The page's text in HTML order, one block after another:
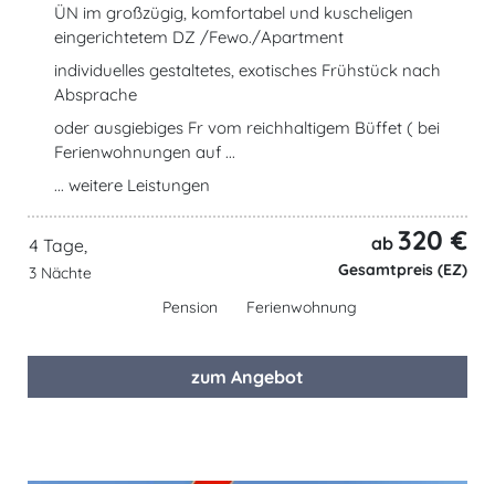
ÜN im großzügig, komfortabel und kuscheligen
eingerichtetem DZ /Fewo./Apartment
individuelles gestaltetes, exotisches Frühstück nach
Absprache
oder ausgiebiges Fr vom reichhaltigem Büffet ( bei
Ferienwohnungen auf ...
... weitere Leistungen
4 Tage,
3 Nächte
ab 320 €
Gesamtpreis (EZ)
Pension
Ferienwohnung
zum Angebot